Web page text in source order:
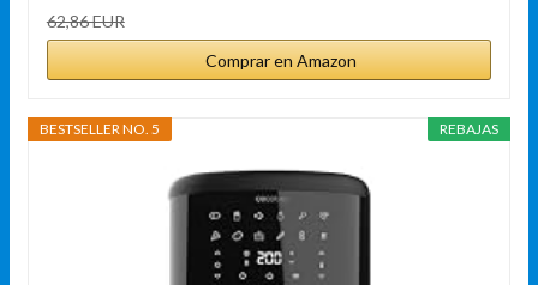
62,86 EUR
Comprar en Amazon
REBAJAS
BESTSELLER NO. 5